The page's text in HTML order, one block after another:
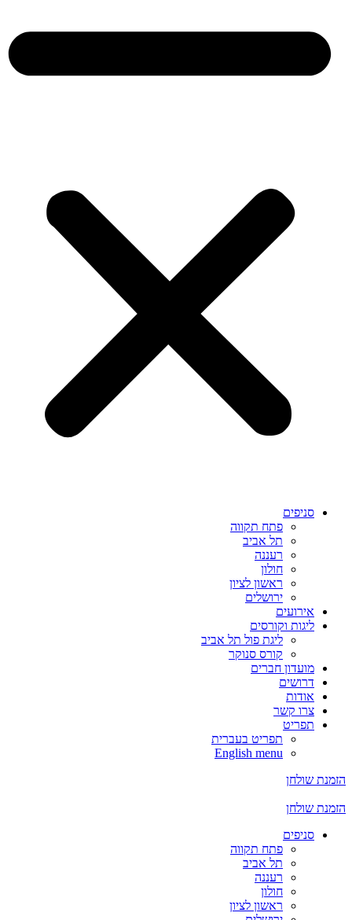
סניפים
פתח תקווה
תל אביב
רעננה
חולון
ראשון לציון
ירושלים
אירועים
ליגות וקורסים
ליגת פול תל אביב
קורס סנוקר
מועדון חברים
דרושים
אודות
צרו קשר
תפריט
תפריט בעברית
English menu
הזמנת שולחן
הזמנת שולחן
סניפים
פתח תקווה
תל אביב
רעננה
חולון
ראשון לציון